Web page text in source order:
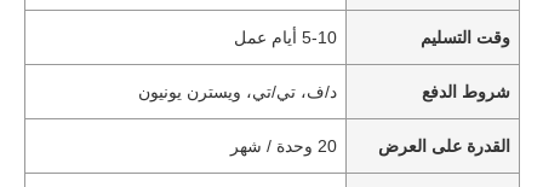
وقت التسليم 5-10 أيام عمل
شروط الدفع د/ف، تي/تي، ويسترن يونيون
القدرة على العرض 20 وحدة / شهر